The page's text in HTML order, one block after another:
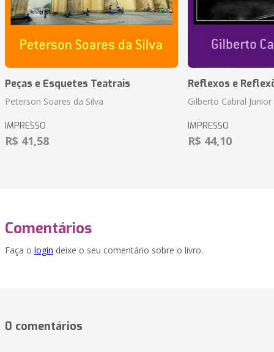
Peças e Esquetes Teatrais
Peterson Soares da Silva
IMPRESSO
R$ 41,58
Reflexos e
Gilberto Cabral Junior
IMPRESSO
R$ 44,10
Comentários
Faça o login deixe o seu comentário sobre o livro.
0 comentários